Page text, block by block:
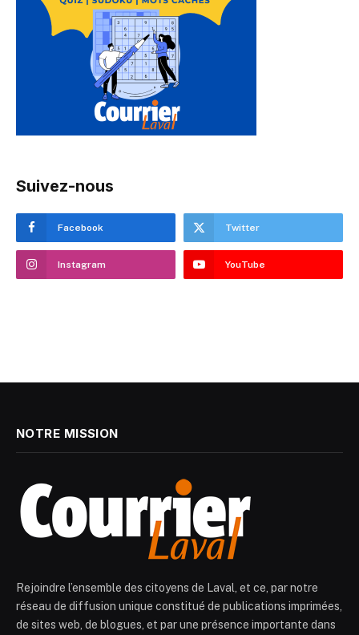
Suivez-nous
Facebook Twitter
Instagram YouTube
NOTRE MISSION
Rejoindre l’ensemble des citoyens de Laval, et ce, par notre
réseau de diffusion unique constitué de publications imprimées,
de sites web, de blogues, et par une présence importante dans